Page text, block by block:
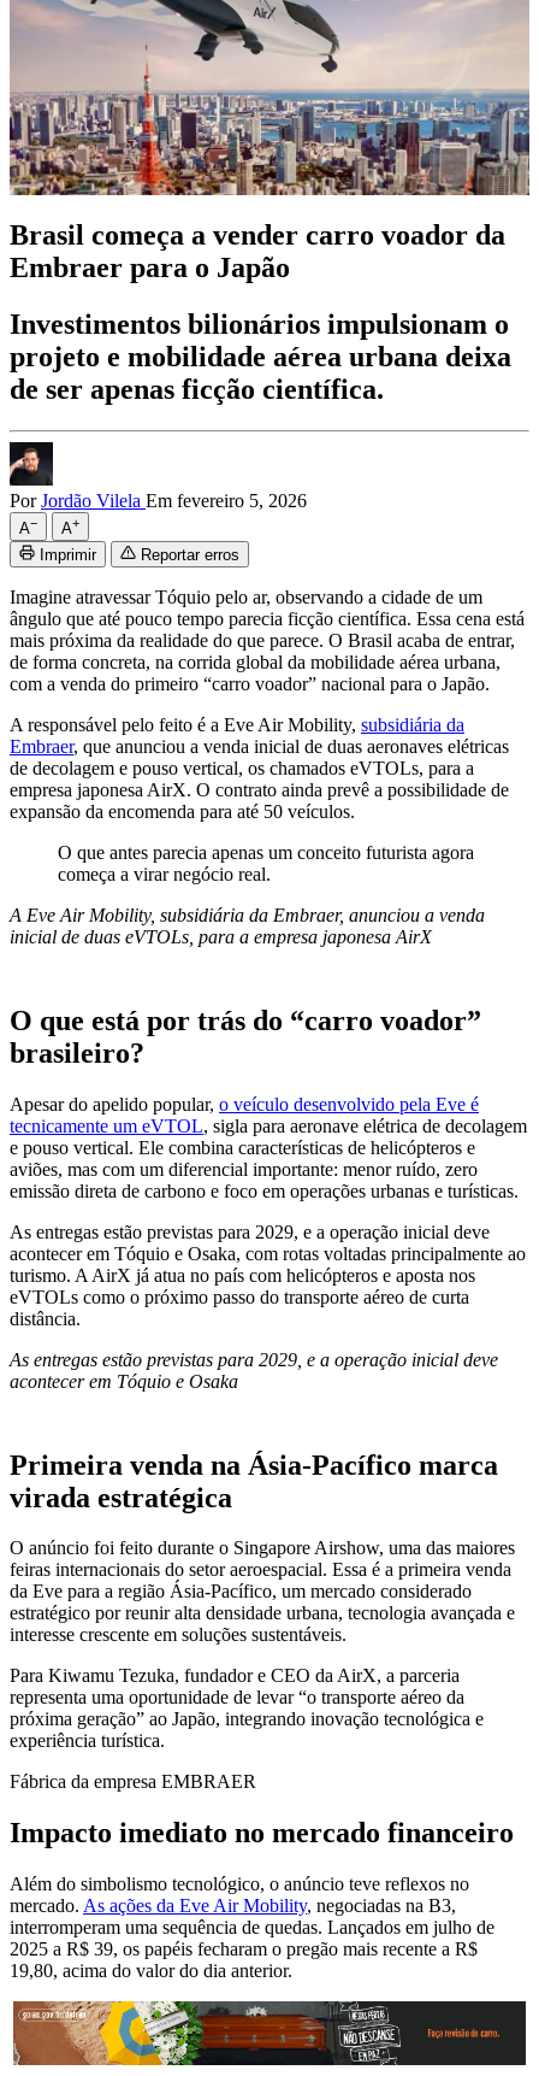
Brasil começa a vender carro voador da
Embraer para o Japão
Investimentos bilionários impulsionam o
projeto e mobilidade aérea urbana deixa
de ser apenas ficção científica.
PorJordão Vilela Em fevereiro 5, 2026
A− A+
Imprimir Reportar erros
Imagine atravessar Tóquio pelo ar, observando a cidade de um
ângulo que até pouco tempo parecia ficção científica. Essa cena está
mais próxima da realidade do que parece. O Brasil acaba de entrar,
de forma concreta, na corrida global da mobilidade aérea urbana,
com a venda do primeiro “carro voador” nacional para o Japão.
A responsável pelo feito é a Eve Air Mobility, subsidiária da
Embraer, que anunciou a venda inicial de duas aeronaves elétricas
de decolagem e pouso vertical, os chamados eVTOLs, para a
empresa japonesa AirX. O contrato ainda prevê a possibilidade de
expansão da encomenda para até 50 veículos.
O que antes parecia apenas um conceito futurista agora
começa a virar negócio real.
A Eve Air Mobility, subsidiária da Embraer, anunciou a venda
inicial de duas eVTOLs, para a empresa japonesa AirX
O que está por trás do “carro voador”
brasileiro?
Apesar do apelido popular, o veículo desenvolvido pela Eve é
tecnicamente um eVTOL, sigla para aeronave elétrica de decolagem
e pouso vertical. Ele combina características de helicópteros e
aviões, mas com um diferencial importante: menor ruído, zero
emissão direta de carbono e foco em operações urbanas e turísticas.
As entregas estão previstas para 2029, e a operação inicial deve
acontecer em Tóquio e Osaka, com rotas voltadas principalmente ao
turismo. A AirX já atua no país com helicópteros e aposta nos
eVTOLs como o próximo passo do transporte aéreo de curta
distância.
As entregas estão previstas para 2029, e a operação inicial deve
acontecer em Tóquio e Osaka
Primeira venda na Ásia-Pacífico marca
virada estratégica
O anúncio foi feito durante o Singapore Airshow, uma das maiores
feiras internacionais do setor aeroespacial. Essa é a primeira venda
da Eve para a região Ásia-Pacífico, um mercado considerado
estratégico por reunir alta densidade urbana, tecnologia avançada e
interesse crescente em soluções sustentáveis.
Para Kiwamu Tezuka, fundador e CEO da AirX, a parceria
representa uma oportunidade de levar “o transporte aéreo da
próxima geração” ao Japão, integrando inovação tecnológica e
experiência turística.
Fábrica da empresa EMBRAER
Impacto imediato no mercado financeiro
Além do simbolismo tecnológico, o anúncio teve reflexos no
mercado. As ações da Eve Air Mobility, negociadas na B3,
interromperam uma sequência de quedas. Lançados em julho de
2025 a R$ 39, os papéis fecharam o pregão mais recente a R$
19,80, acima do valor do dia anterior.